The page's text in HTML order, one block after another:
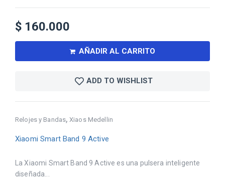
Relojes y Bandas,Xiaos Medellin
Xiaomi Smart Band 9 Active
La Xiaomi Smart Band 9 Active es una pulsera inteligente
diseñada...
$ 160.000
AÑADIR AL CARRITO
ADD TO WISHLIST